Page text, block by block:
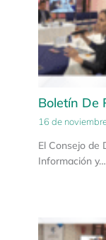
Boletín De
16 de
El Consejo de
Información y…